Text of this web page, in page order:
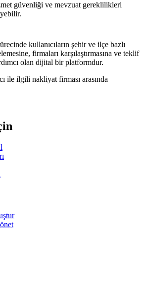
güvenliği ve mevzuat gereklilikleri
kullanıcıların şehir ve ilçe bazlı
firmaları karşılaştırmasına ve teklif
olan dijital bir platformdur.
ile ilgili nakliyat firması arasında